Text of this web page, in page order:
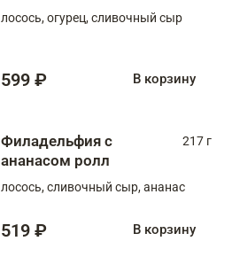
лосось, огурец, сливочный сыр
599 ₽ В корзину
Филадельфия с
ананасом ролл
217 г
лосось, сливочный сыр, ананас
519 ₽ В корзину